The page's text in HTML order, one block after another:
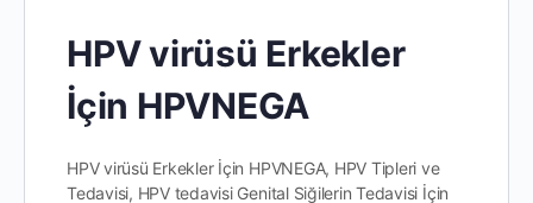
HPV virüsü Erkekler
İçin HPVNEGA
HPV virüsü Erkekler İçin HPVNEGA, HPV Tipleri ve
Tedavisi, HPV tedavisi Genital Siğilerin Tedavisi İçin